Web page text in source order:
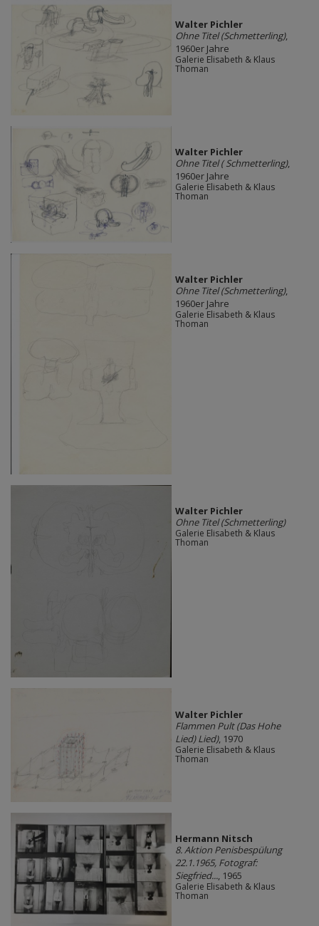
Walter Pichler
Ohne Titel (Schmetterling),
1960er Jahre
Galerie Elisabeth & Klaus
Thoman
Walter Pichler
Ohne Titel ( Schmetterling),
1960er Jahre
Galerie Elisabeth & Klaus
Thoman
Walter Pichler
Ohne Titel (Schmetterling),
1960er Jahre
Galerie Elisabeth & Klaus
Thoman
Walter Pichler
Ohne Titel (Schmetterling)
Galerie Elisabeth & Klaus
Thoman
Walter Pichler
Flammen Pult (Das Hohe
Lied) Lied), 1970
Galerie Elisabeth & Klaus
Thoman
Hermann Nitsch
8. Aktion Penisbespülung
22.1.1965, Fotograf:
Siegfried..., 1965
Galerie Elisabeth & Klaus
Thoman